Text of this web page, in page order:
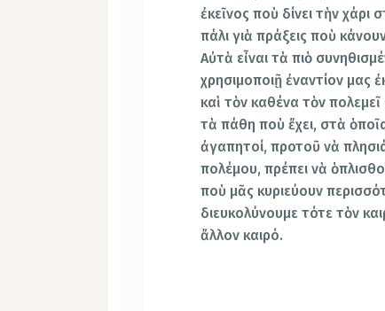
ἐκεῖνος ποὺ δίνει τὴν
πάλι γιὰ πράξεις ποὺ
Αὐτὰ εἶναι τὰ πιὸ
χρησιμοποιῇ ἐναντίον μας
καὶ τὸν καθένα τὸν
τὰ πάθη ποὺ ἔχει, στὰ
ἀγαπητοί, προτοῦ νὰ
πολέμου, πρέπει νὰ
ποὺ μᾶς κυριεύουν
διευκολύνουμε τότε τὸν
ἄλλον καιρό.